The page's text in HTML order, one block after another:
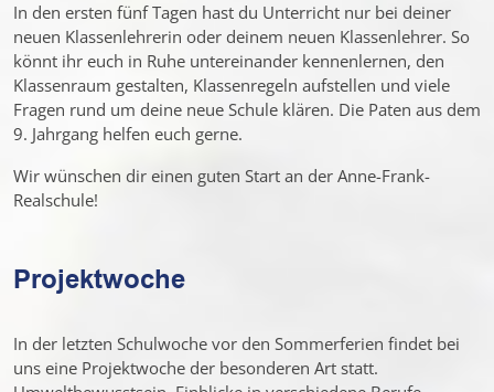
In den ersten fünf Tagen hast du Unterricht nur bei deiner
neuen Klassenlehrerin oder deinem neuen Klassenlehrer. So
könnt ihr euch in Ruhe untereinander kennenlernen, den
Klassenraum gestalten, Klassenregeln aufstellen und viele
Fragen rund um deine neue Schule klären. Die Paten aus dem
9. Jahrgang helfen euch gerne.
Wir wünschen dir einen guten Start an der Anne-Frank-
Realschule!
Projektwoche
In der letzten Schulwoche vor den Sommerferien findet bei
uns eine Projektwoche der besonderen Art statt.